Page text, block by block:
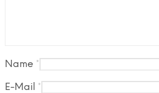
Name *
E-Mail *